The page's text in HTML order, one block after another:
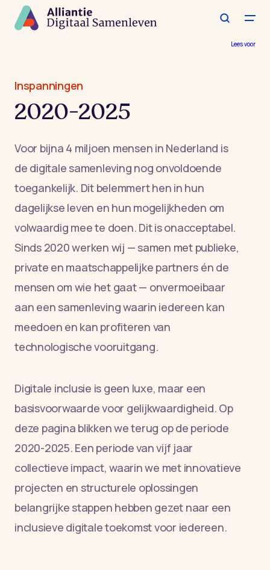
hoofdinhoud
Lees voor
Inspanningen
2020-2025
Voor bijna 4 miljoen mensen in Nederland is
de digitale samenleving nog onvoldoende
toegankelijk. Dit belemmert hen in hun
dagelijkse leven en hun mogelijkheden om
volwaardig mee te doen. Dit is onacceptabel.
Sinds 2020 werken wij — samen met publieke,
private en maatschappelijke partners én de
mensen om wie het gaat — onvermoeibaar
aan een samenleving waarin iedereen kan
meedoen en kan profiteren van
technologische vooruitgang.
Digitale inclusie is geen luxe, maar een
basisvoorwaarde voor gelijkwaardigheid. Op
deze pagina blikken we terug op de periode
2020-2025. Een periode van vijf jaar
collectieve impact, waarin we met innovatieve
projecten en structurele oplossingen
belangrijke stappen hebben gezet naar een
inclusieve digitale toekomst voor iedereen.